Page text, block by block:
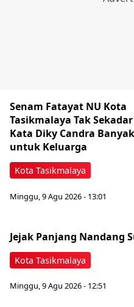
Kota Tasikmalaya
Senam Fatayat NU Kota
Tasikmalaya Tak
Kata Diky Candra
untuk Keluarga
Minggu, 9 Agu 2026 - 13:01
Kota Tasikmalaya
Jejak Panjang Nandang
Minggu, 9 Agu 2026 - 12:51